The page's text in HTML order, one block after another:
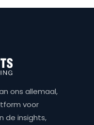
ons allemaal,
voor
de insights,